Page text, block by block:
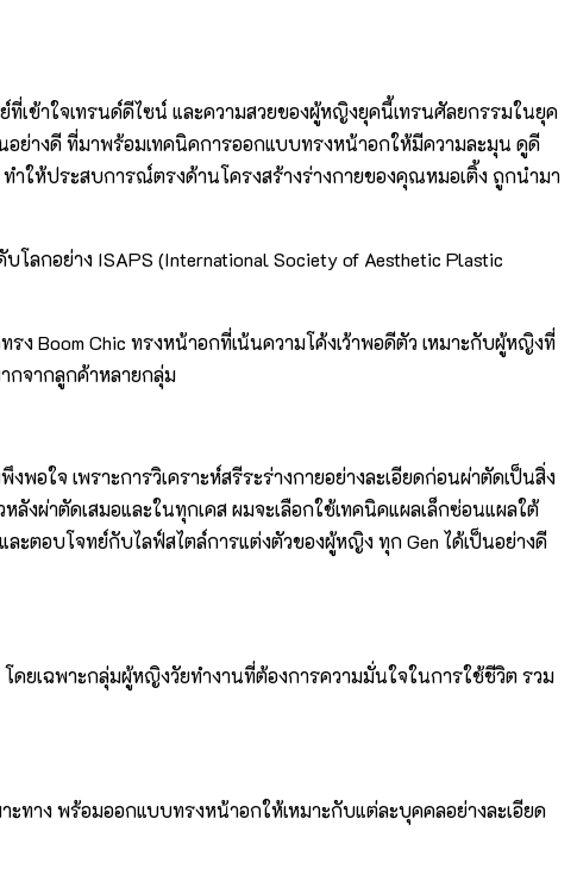
เข้าใจเทรนด์ดีไซน์ และความสวยของผู้หญิงยุคนี้เทรนศัลยกรรมในยุค
ย่างดี ที่มาพร้อมเทคนิคการออกแบบทรงหน้าอกให้มีความละมุน ดูดี
ให้ประสบการณ์ตรงด้านโครงสร้างร่างกายของคุณหมอเติ้ง ถูกนำมา
ลกอย่าง ISAPS (International Society of Aesthetic Plastic
Boom Chic ทรงหน้าอกที่เน้นความโค้งเว้าพอดีตัว เหมาะกับผู้หญิงที่
กจากลูกค้าหลายกลุ่ม
ใจ เพราะการวิเคราะห์สรีระร่างกายอย่างละเอียดก่อนผ่าตัดเป็นสิ่ง
ผ่าตัดเสมอและในทุกเคส ผมจะเลือกใช้เทคนิคแผลเล็กซ่อนแผลใต้
ะตอบโจทย์กับไลฟ์สไตล์การแต่งตัวของผู้หญิง ทุก Gen ได้เป็นอย่างดี
ดยเฉพาะกลุ่มผู้หญิงวัยทำงานที่ต้องการความมั่นใจในการใช้ชีวิต รวม
ทาง พร้อมออกแบบทรงหน้าอกให้เหมาะกับแต่ละบุคคลอย่างละเอียด